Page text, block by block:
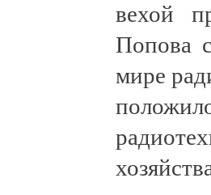
вехой
Попова
мире